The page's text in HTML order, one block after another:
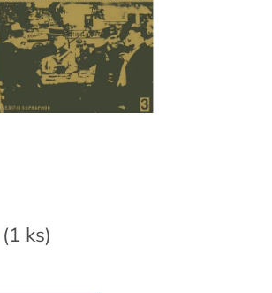
(1 ks)